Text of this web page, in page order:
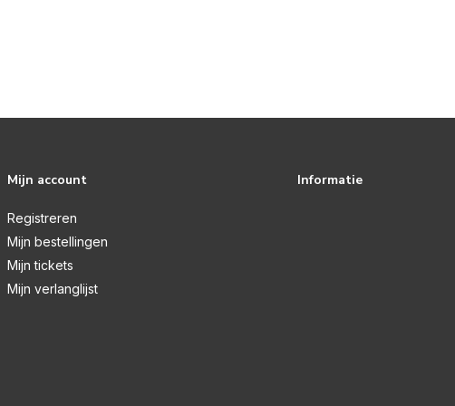
Mijn account
Registreren
Mijn bestellingen
Mijn tickets
Mijn verlanglijst
Informatie